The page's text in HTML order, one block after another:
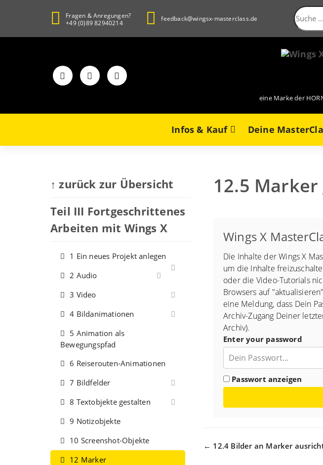
Fragen & Anregungen?
+49 (0)89 82940214
feedback@wingsx-masterclass.de
Suche
nach:
eine Marke der
Infos & Kauf Deine
↑ zurück zur Übersicht
Teil III Fortgeschrittenes
Arbeiten mit Wings X
1 Ein neues Projekt anlegen
2 Audio
3 Video
4 Bildanimationen
5 Animation als
Bewegungspfad
6 Reiserouten-Animationen
7 Bildfelder
8 Textobjekte gestalten
9 Notizobjekte
10 Screenshot-Objekte
12 Marker
12.5
Wings X
Die Inhalte der Wings X
um die Inhalte
oder die Video-Tutorials
Browsers auf
eine Meldung, dass Dein
Archiv-Zugang Deiner
Archiv).
Enter your password
Passwort anzeigen
Navigation
← 12.4 Bilder an Marker